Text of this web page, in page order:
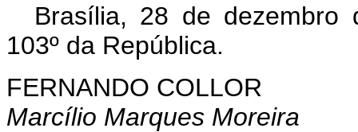
Brasília, 28 de dezembro
103º da República.
FERNANDO COLLOR
Marcílio Marques Moreira